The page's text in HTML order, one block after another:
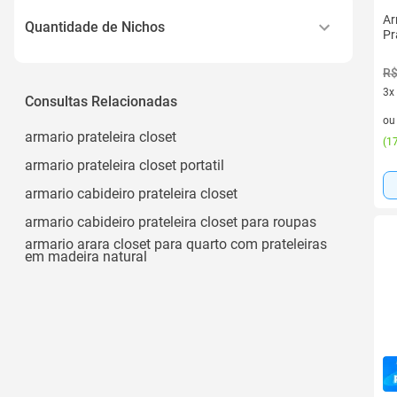
Porta de Abrir
Arara
Ver todos
Quantidade de Nichos
Consultas Relacionadas
armario prateleira closet
armario prateleira closet portatil
armario cabideiro prateleira closet
armario cabideiro prateleira closet para roupas
armario arara closet para quarto com prateleiras
em madeira natural
3x
3
ou
(